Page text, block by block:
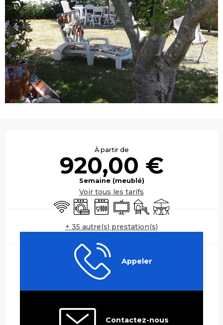
À partir de
920,00 €
Semaine (meublé)
Voir tous les tarifs
WiFi Lave lingeLave vaisselle
TélévisionJeux pour enfants /
Terrasse
+ 35 autre(s) prestation(s)
Appeler
Contactez-nous